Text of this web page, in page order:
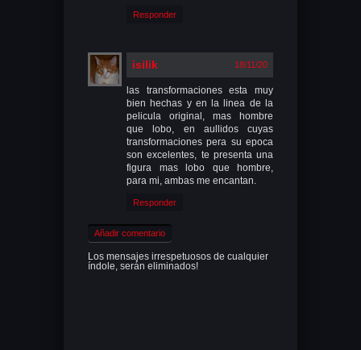
Responder
isilik 18/11/20
las transformaciones esta muy
bien hechas y en la linea de la
pelicula original, mas hombre
que lobo, en aullidos cuyas
transformaciones pera su epoca
son excelentes, te presenta una
figura mas lobo que hombre,
para mi, ambas me encantan.
Responder
Añadir comentario
Los mensajes irrespetuosos de cualquier
índole, serán eliminados!